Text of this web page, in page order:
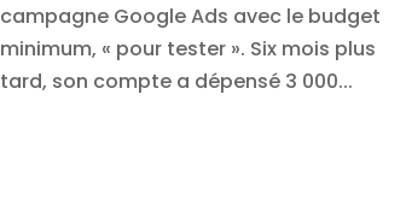
campagne Google Ads avec le budget
minimum, « pour tester ». Six mois plus
tard, son compte a dépensé 3 000...